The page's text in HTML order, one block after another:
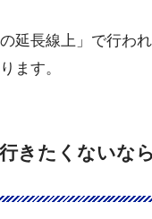
の延長線上」で行わ
ます。
きたくないな